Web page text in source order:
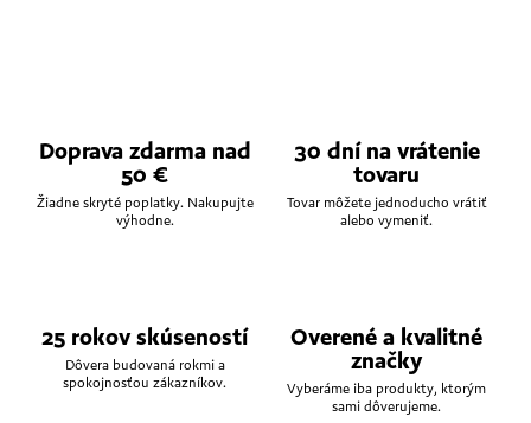
Doprava zdarma nad
50 €
Žiadne skryté poplatky. Nakupujte
výhodne.
30 dní na vrátenie
tovaru
Tovar môžete jednoducho vrátiť
alebo vymeniť.
25 rokov skúseností
Dôvera budovaná rokmi a
spokojnosťou zákazníkov.
Overené a kvalitné
značky
Vyberáme iba produkty, ktorým
sami dôverujeme.